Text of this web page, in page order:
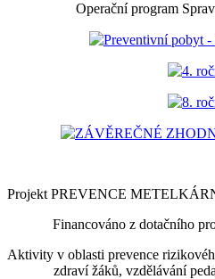
Operační program
Preventivní pobyt
4.
8.
ZÁVĚREČNÉ
Projekt PREVENCE
Financováno z dotačního
Aktivity v oblasti prevence
zdraví žáků, vzdělávání